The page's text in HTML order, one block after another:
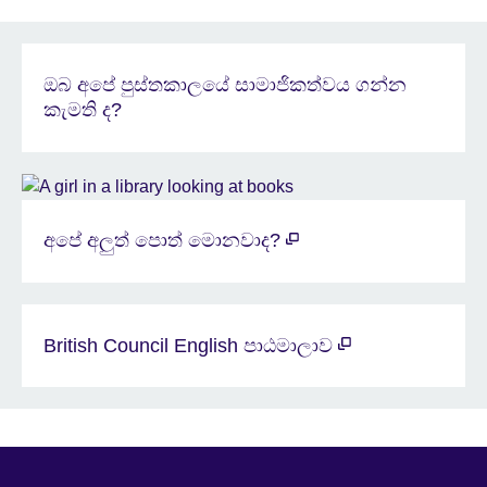
ඔබ අපේ පුස්තකාලයේ සාමාජිකත්වය ගන්න
කැමති ද?
අපේ අලුත් පොත් මොනවාද?
British Council English පාඨමාලාව